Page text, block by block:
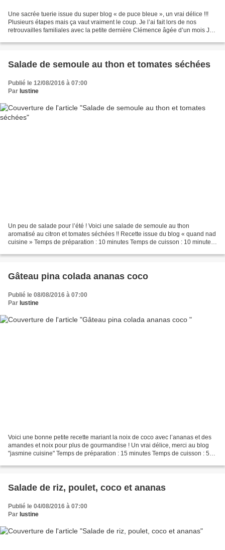
Une sacrée tuerie issue du super blog « de puce bleue », un vrai délice !!!
Plusieurs étapes mais ça vaut vraiment le coup. Je l’ai fait lors de nos
retrouvailles familiales avec la petite dernière Clémence âgée d’un mois J
Salade de semoule au thon et tomates séchées
Publié le 12/08/2016 à 07:00
Par lustine
Un peu de salade pour l’été ! Voici une salade de semoule au thon
aromatisé au citron et tomates séchées !! Recette issue du blog « quand nad
cuisine » Temps de préparation : 10 minutes Temps de cuisson : 10 minutes
Gâteau pina colada ananas coco
Publié le 08/08/2016 à 07:00
Par lustine
Voici une bonne petite recette mariant la noix de coco avec l’ananas et des
amandes et noix pour plus de gourmandise ! Un vrai délice, merci au blog
"jasmine cuisine" Temps de préparation : 15 minutes Temps de cuisson : 50
Salade de riz, poulet, coco et ananas
Publié le 04/08/2016 à 07:00
Par lustine